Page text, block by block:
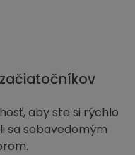
aby ste si rýchlo
sa sebavedomým